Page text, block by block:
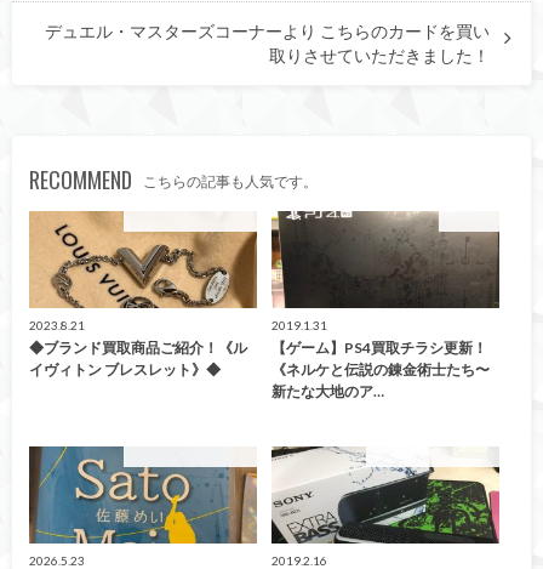
デュエル・マスターズコーナーより こちらのカードを買い
取りさせていただきました！
RECOMMEND こちらの記事も人気です。
2023.8.21
◆ブランド買取商品ご紹介！《ル
イヴィトン ブレスレット》◆
2019.1.31
【ゲーム】PS4買取チラシ更新！
《ネルケと伝説の錬金術士たち〜
新たな大地のア…
2026.5.23 2019.2.16